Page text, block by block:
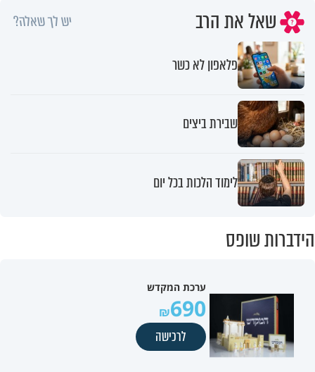
שאל את הרב יש לך שאלה?
פלאפון לא כשר
שבירת ביצים
לימוד הלכות בכל יום
הידברות שופס
ערכת המקדש
690
לרכישה